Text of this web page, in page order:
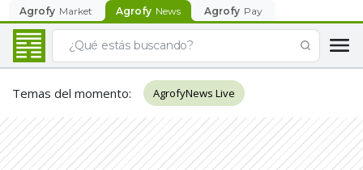
Agrofy Market Agrofy News Agrofy Pay
Temas del momento: AgrofyNews Live